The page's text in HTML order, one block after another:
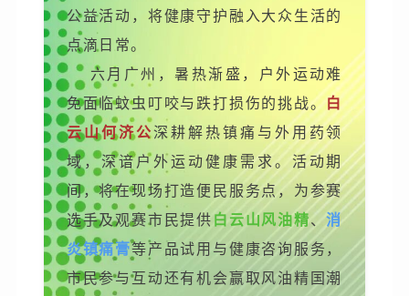
公益活动，将健康守护融入大众生活的
点滴日常。
六月广州，暑热渐盛，户外运动难
免面临蚊虫叮咬与跌打损伤的挑战。白
云山何济公深耕解热镇痛与外用药领
域，深谙户外运动健康需求。活动期
间，将在现场打造便民服务点，为参赛
选手及观赛市民提供白云山风油精、消
炎镇痛膏等产品试用与健康咨询服务，
市民参与互动还有机会赢取风油精国潮